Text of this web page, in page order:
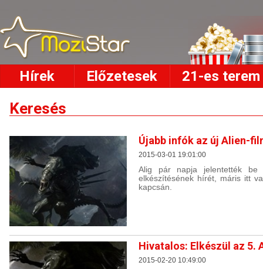
Hírek Előzetesek 21-es terem
Keresés
Újabb infók az új Alien-
2015-03-01 19:01:00
Alig pár napja jelentették be
elkészítésének hírét, máris itt
kapcsán.
Hivatalos: Elkészül az 5.
2015-02-20 10:49:00